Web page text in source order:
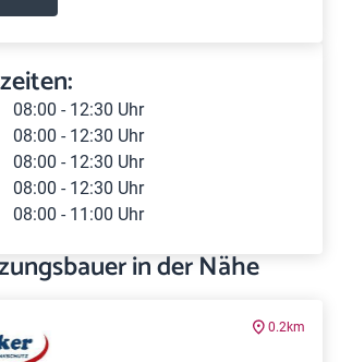
08:00 - 12:30 Uhr
08:00 - 12:30 Uhr
08:00 - 12:30 Uhr
08:00 - 12:30 Uhr
08:00 - 11:00 Uhr
in der Nähe
0.2km